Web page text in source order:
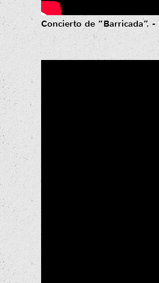
Concierto de “Barricada”.